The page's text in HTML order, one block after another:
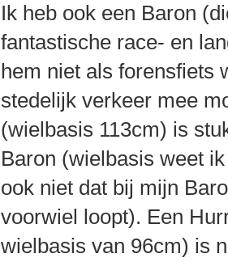
Ik heb ook een Baron
fantastische race- en
hem niet als forensfiets
stedelijk verkeer mee
(wielbasis 113cm) is
Baron (wielbasis weet
ook niet dat bij mijn
voorwiel loopt). Een
wielbasis van 96cm) is